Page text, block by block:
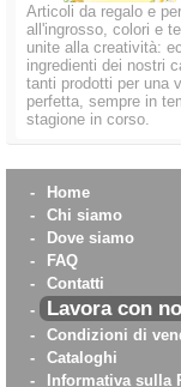
Articoli da regalo e
all'ingrosso, colori e
unite alla creatività:
ingredienti dei nostri
tanti prodotti per una
perfetta, sempre in
stagione in corso.
-
Home
-
Chi siamo
-
Dove siamo
-
FAQ
-
Contatti
-
Lavora con
-
Condizioni di
-
Cataloghi
-
Informativa sulla